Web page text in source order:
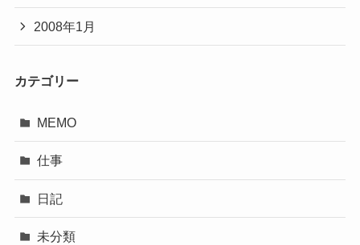
2008年1月
カテゴリー
MEMO
仕事
日記
未分類